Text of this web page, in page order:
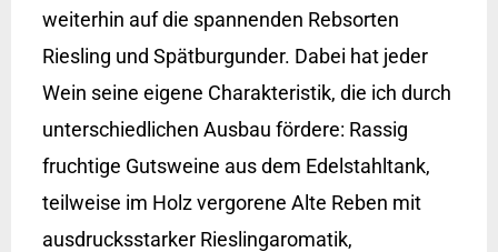
weiterhin auf die spannenden Rebsorten
Riesling und Spätburgunder. Dabei hat jeder
Wein seine eigene Charakteristik, die ich durch
unterschiedlichen Ausbau fördere: Rassig
fruchtige Gutsweine aus dem Edelstahltank,
teilweise im Holz vergorene Alte Reben mit
ausdrucksstarker Rieslingaromatik,